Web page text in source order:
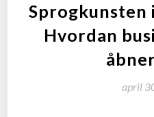
Hvordan
april